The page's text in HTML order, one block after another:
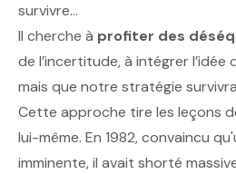
survivre…
Il cherche à profiter des
de l’incertitude, à intégrer
mais que notre stratégie
Cette approche tire les leçons
lui-même. En 1982, convaincu
imminente, il avait shorté